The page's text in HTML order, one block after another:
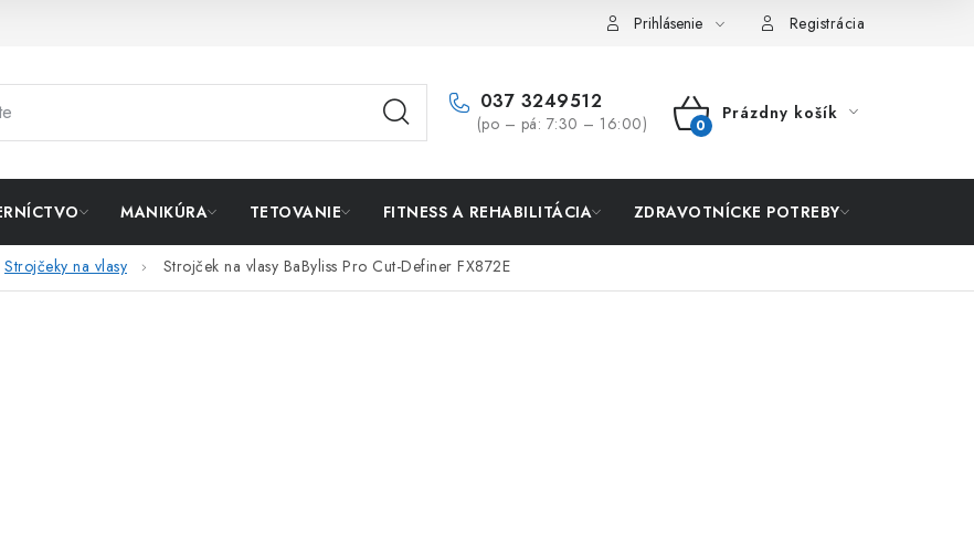
Prihlásenie Registrácia
037 3249512
(po – pá: 7:30 – 16:00)
NÁKUPNÝ
Prázdny košík
MANIKÚRA TETOVANIE FITNESS A REHABILITÁCIA ZDRAVOTNÍCKE POTREBY
Strojčeky na vlasy Strojček na vlasy BaByliss Pro Cut-Definer FX872E